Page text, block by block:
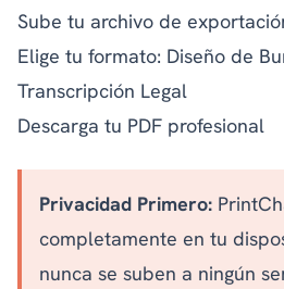
Sube tu archivo de
Elige tu formato: Diseño de
Transcripción Legal
Descarga tu PDF profesional
Privacidad Primero:
completamente en tu
nunca se suben a ningún